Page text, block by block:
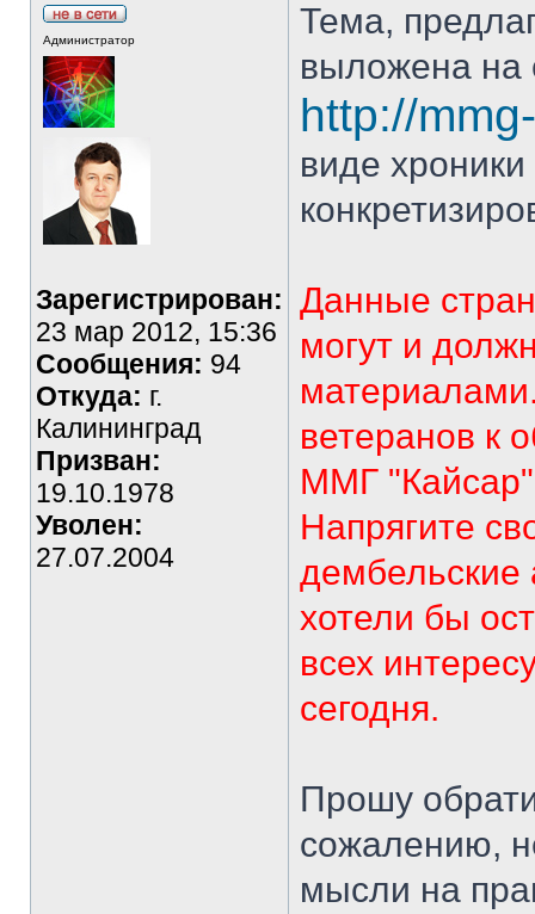
Администратор
Зарегистрирован:
23 мар 2012, 15:36
Сообщения: 94
Откуда: г.
Калининград
Призван:
19.10.1978
Уволен:
27.07.2004
Тема,
выложена на
http://
виде
Данные
могут и
ветеранов к
ММГ
Напрягите
хотели бы
всех
сегодня.
Прошу
сожалению,
мысли на